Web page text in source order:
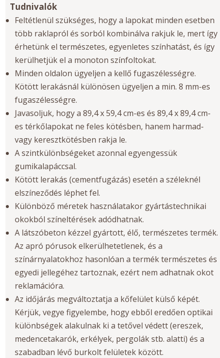
Tudnivalók
Feltétlenül szükséges, hogy a lapokat minden esetben
több raklapról és sorból kombinálva rakjuk le, mert így
érhetünk el természetes, egyenletes színhatást, és így
kerülhetjük el a monoton színfoltokat.
Minden oldalon ügyeljen a kellő fugaszélességre.
Kötött lerakásnál különösen ügyeljen a min. 8 mm-es
fugaszélességre.
Javasoljuk, hogy a 89,4 x 59,4 cm-es és 89,4 x 89,4 cm-
es térkőlapokat ne feles kötésben, hanem harmad-
vagy keresztkötésben rakja le.
A szintkülönbségeket azonnal egyengessük
gumikalapáccsal.
Kötött lerakás (cementfugázás) esetén a széleknél
elszíneződés léphet fel.
Különböző méretek használatakor gyártástechnikai
okokból színeltérések adódhatnak.
A látszóbeton kézzel gyártott, élő, természetes termék.
Az apró pórusok elkerülhetetlenek, és a
színárnyalatokhoz hasonlóan a termék természetes és
egyedi jellegéhez tartoznak, ezért nem adhatnak okot
reklamációra.
Az időjárás megváltoztatja a kőfelület külső képét.
Kérjük, vegye figyelembe, hogy ebből eredően optikai
különbségek alakulnak ki a tetővel védett (ereszek,
medencetakarók, erkélyek, pergolák stb. alatti) és a
szabadban lévő burkolt felületek között.